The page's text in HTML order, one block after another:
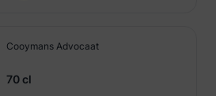
Cooymans Advocaat
70 cl